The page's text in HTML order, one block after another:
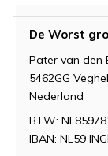
De Worst
Pater van den
5462GG Veghel
Nederland
BTW:
IBAN: NL59